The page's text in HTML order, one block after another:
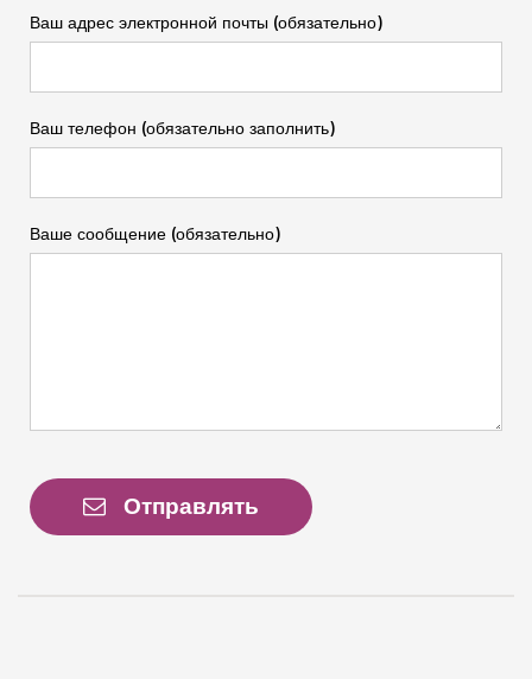
Ваш адрес электронной почты (обязательно)
Ваш телефон (обязательно заполнить)
Ваше сообщение (обязательно)
Отправлять